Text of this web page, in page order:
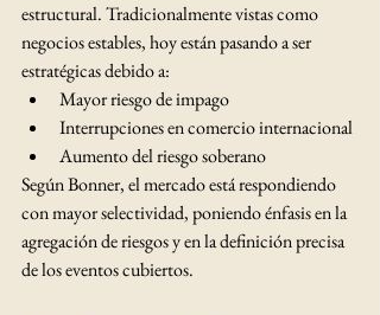
estructural. Tradicionalmente vistas como
negocios estables, hoy están pasando a ser
estratégicas debido a:
Mayor riesgo de impago
Interrupciones en comercio internacional
Aumento del riesgo soberano
Según Bonner, el mercado está respondiendo
con mayor selectividad, poniendo énfasis en la
agregación de riesgos y en la definición precisa
de los eventos cubiertos.